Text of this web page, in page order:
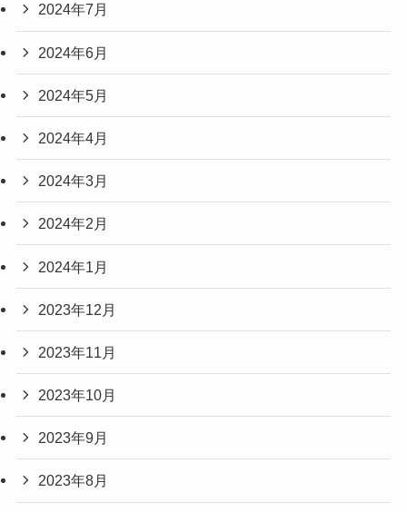
2024年7月
2024年6月
2024年5月
2024年4月
2024年3月
2024年2月
2024年1月
2023年12月
2023年11月
2023年10月
2023年9月
2023年8月